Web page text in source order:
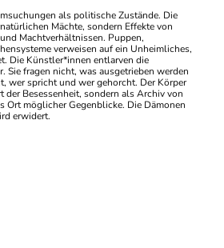
als politische Zustände. Die
Mächte, sondern Effekte von
Machtverhältnissen. Puppen,
verweisen auf ein Unheimliches,
Die Künstler*innen entlarven die
Sie fragen nicht, was ausgetrieben werden
wer spricht und wer gehorcht. Der Körper
der Besessenheit, sondern als Archiv von
Ort möglicher Gegenblicke. Die Dämonen
erwidert.